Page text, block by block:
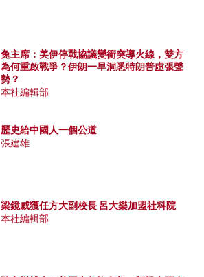
兔主席：美伊停戰協議變衝突導火線，雙方
為何重啟戰爭？伊朗一早洞悉特朗普虛張聲
勢？
本社編輯部
歷史給中國人一個公道
張建雄
梁鏡威獲任方大副校長 呂大樂加盟社科院
本社編輯部